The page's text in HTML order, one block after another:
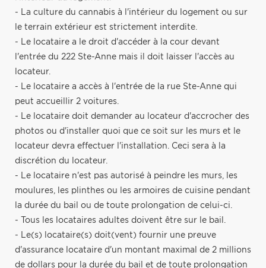
- La culture du cannabis à l'intérieur du logement ou sur
le terrain extérieur est strictement interdite.
- Le locataire a le droit d'accéder à la cour devant
l'entrée du 222 Ste-Anne mais il doit laisser l'accès au
locateur.
- Le locataire a accès à l'entrée de la rue Ste-Anne qui
peut accueillir 2 voitures.
- Le locataire doit demander au locateur d'accrocher des
photos ou d'installer quoi que ce soit sur les murs et le
locateur devra effectuer l'installation. Ceci sera à la
discrétion du locateur.
- Le locataire n'est pas autorisé à peindre les murs, les
moulures, les plinthes ou les armoires de cuisine pendant
la durée du bail ou de toute prolongation de celui-ci.
- Tous les locataires adultes doivent être sur le bail.
- Le(s) locataire(s) doit(vent) fournir une preuve
d'assurance locataire d'un montant maximal de 2 millions
de dollars pour la durée du bail et de toute prolongation